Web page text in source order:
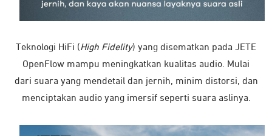
Teknologi HiFi (High Fidelity) yang disematkan pada JETE
OpenFlow mampu meningkatkan kualitas audio. Mulai
dari suara yang mendetail dan jernih, minim distorsi, dan
menciptakan audio yang imersif seperti suara aslinya.